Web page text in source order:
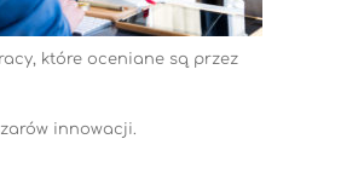
które oceniane są przez
innowacji.